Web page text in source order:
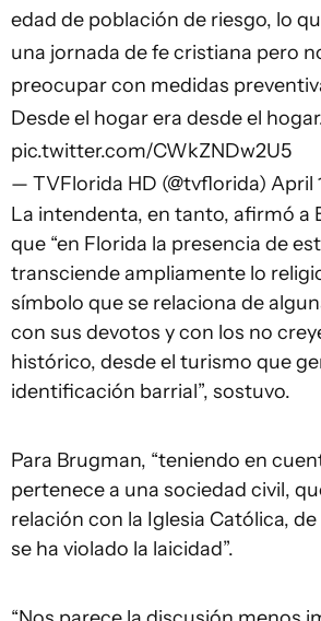
edad de población de riesgo, lo
una jornada de fe cristiana pero
preocupar con medidas
Desde el hogar era desde el
pic.twitter.com/CWkZNDw2U5
— TVFlorida HD (@tvflorida) April
La intendenta, en tanto, afirmó a
que “en Florida la presencia de
transciende ampliamente lo
símbolo que se relaciona de
con sus devotos y con los no
histórico, desde el turismo que
identificación barrial”, sostuvo.
Para Brugman, “teniendo en
pertenece a una sociedad civil,
relación con la Iglesia Católica,
se ha violado la laicidad”.